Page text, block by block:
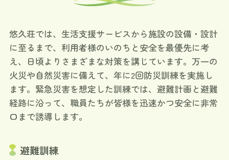
悠久荘では、生活支援サービスから施設の設備・設計
に至るまで、利用者様のいのちと安全を最優先に考
え、日頃よりさまざまな対策を講じています。万一の
火災や自然災害に備えて、年に2回防災訓練を実施し
ます。緊急災害を想定した訓練では、避難計画と避難
経路に沿って、職員たちが皆様を迅速かつ安全に非常
口まで誘導します。
避難訓練